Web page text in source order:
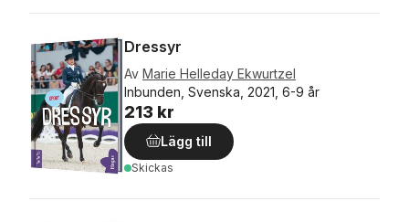
Dressyr
Av Marie Helleday Ekwurtzel
Inbunden, Svenska, 2021, 6-9 år
213 kr
Lägg till
Skickas